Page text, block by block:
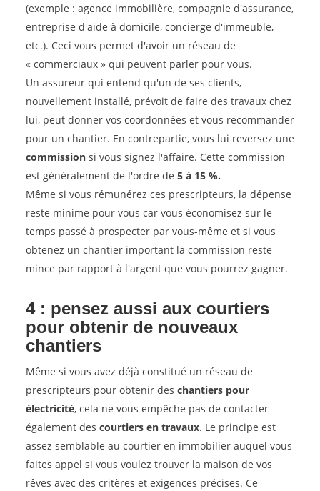
(exemple : agence immobilière, compagnie d'assurance,
entreprise d'aide à domicile, concierge d'immeuble,
etc.). Ceci vous permet d'avoir un réseau de
« commerciaux » qui peuvent parler pour vous.
Un assureur qui entend qu'un de ses clients,
nouvellement installé, prévoit de faire des travaux chez
lui, peut donner vos coordonnées et vous recommander
pour un chantier. En contrepartie, vous lui reversez une
commission si vous signez l'affaire. Cette commission
est généralement de l'ordre de 5 à 15 %.
Même si vous rémunérez ces prescripteurs, la dépense
reste minime pour vous car vous économisez sur le
temps passé à prospecter par vous-même et si vous
obtenez un chantier important la commission reste
mince par rapport à l'argent que vous pourrez gagner.
4 : pensez aussi aux courtiers
pour obtenir de nouveaux
chantiers
Même si vous avez déjà constitué un réseau de
prescripteurs pour obtenir des chantiers pour
électricité, cela ne vous empêche pas de contacter
également des courtiers en travaux. Le principe est
assez semblable au courtier en immobilier auquel vous
faites appel si vous voulez trouver la maison de vos
rêves avec des critères et exigences précises. Ce